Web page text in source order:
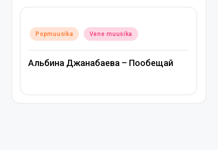
Popmuusika Vene muusika
Митя Фомин и Альбина Джанабаева –
Спасибо, сердце